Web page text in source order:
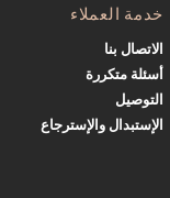
خدمة العملاء
الاتصال بنا
أسئلة متكررة
التوصيل
الإستبدال والإسترجاع